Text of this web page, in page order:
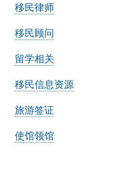
移民律师
移民顾问
留学相关
移民信息资源
旅游签证
使馆领馆